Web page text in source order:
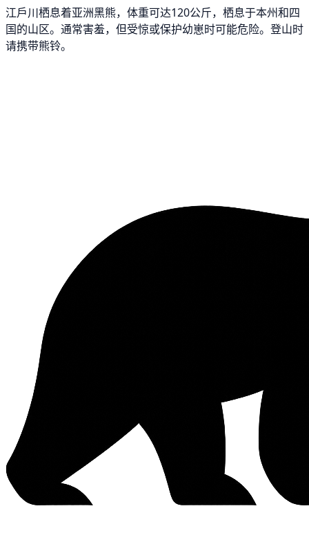
江戶川栖息着亚洲黑熊，体重可达120公斤，栖息于本州和四
国的山区。通常害羞，但受惊或保护幼崽时可能危险。登山时
请携带熊铃。